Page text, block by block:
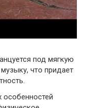
под мягкую
что придает
особенностей